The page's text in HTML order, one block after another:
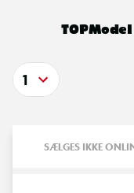
1
SÆLGES IKKE